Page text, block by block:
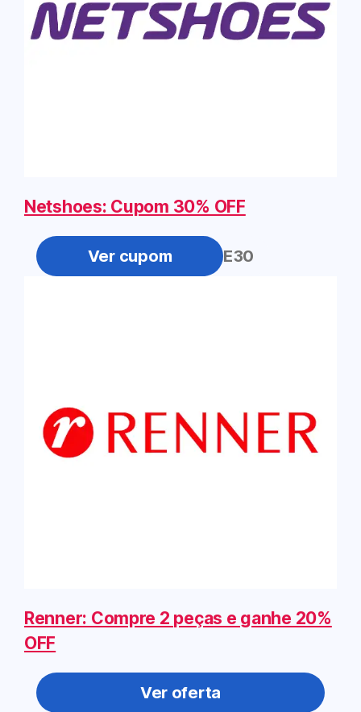
Netshoes: Cupom 30% OFF
GANHE30
Renner: Compre 2 peças e ganhe 20%
OFF
Ver oferta